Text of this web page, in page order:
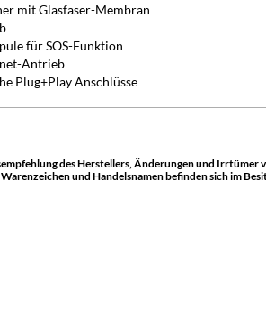
mit Glasfaser-Membran
für SOS-Funktion
Antrieb
Plug+Play Anschlüsse
des Herstellers, Änderungen und Irrtümer
und Handelsnamen befinden sich im